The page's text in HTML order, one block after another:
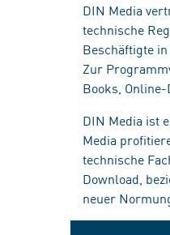
DIN Media
technische
Beschäftigte
Zur
Books,
DIN Media ist
Media
technische
Download,
neuer